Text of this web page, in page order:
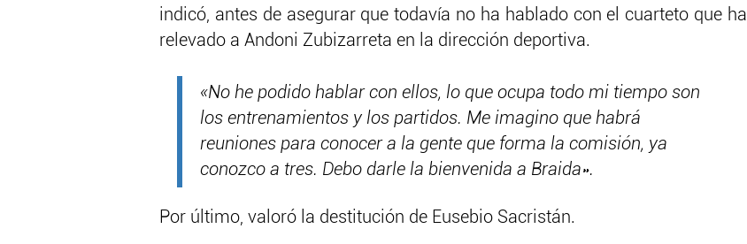
indicó, antes de asegurar que todavía no ha hablado con el cuarteto que ha
relevado a Andoni Zubizarreta en la dirección deportiva.
«No he podido hablar con ellos, lo que ocupa todo mi tiempo son
los entrenamientos y los partidos. Me imagino que habrá
reuniones para conocer a la gente que forma la comisión, ya
conozco a tres. Debo darle la bienvenida a Braida».
Por último, valoró la destitución de Eusebio Sacristán.